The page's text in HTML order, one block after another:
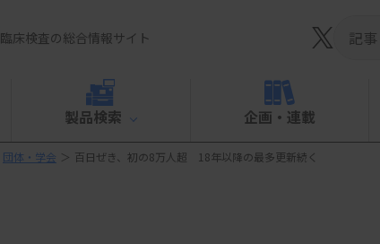
臨床検査の総合情報サイト
製品検索 企画・連載
団体・学会 ＞ 百日ぜき、初の8万人超 18年以降の最多更新続く